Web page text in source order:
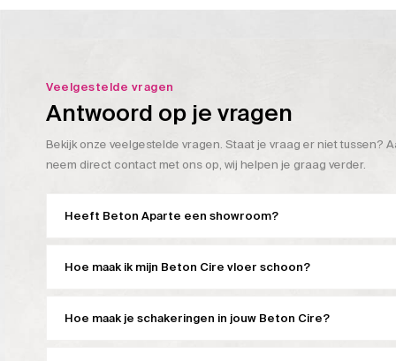
Veelgestelde vragen
Antwoord op je vragen
Bekijk onze veelgestelde vragen. Staat je vraag er niet tussen?
neem direct contact met ons op, wij helpen je graag verder.
Heeft Beton Aparte een showroom?
Hoe maak ik mijn Beton Cire vloer schoon?
Hoe maak je schakeringen in jouw Beton Cire?